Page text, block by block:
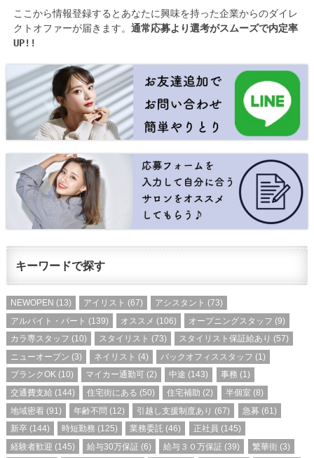
ここから情報登録するとあなたに興味を持った企業からのダイレ
クトオファーが届きます。 通常応募より選考がスムーズで内定率
UP!!
キーワードで探す
NEWOPEN (13) アイリスト (67) アシスタント (73)
アルバイト・パート (139) オススメ (106) オープニングスタッフ (9)
カラ専スタッフ (10) スタイリスト (73) スタイリスト保証給あり (57)
ニューオープン (3) ネイリスト (4) バックオフィススタッフ (1)
ブランクOK(10) マイカー通勤可 (2) 中途 (143) 事務 (1)
交通費支給 (144) 住宅街にある (50) 住宅補助 (2) 半個室 (8)
地域密着 (91) 年齢不問 (12) 引越し支援制度あり (67) 急募 (61)
新卒(144) 時短勤務 (125) 業務委託 (46) 正社員 (145)
経験者歓迎 (145) 給与30万保証 (6) 給与３０万保証 (39) 繁華街(3)